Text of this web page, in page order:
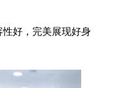
好，完美展现好身